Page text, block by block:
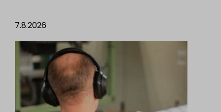
7.8.2026